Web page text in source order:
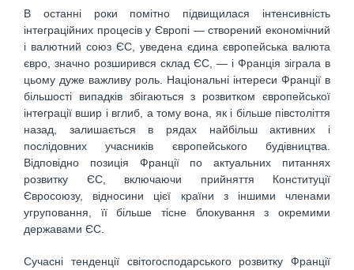
В останні роки помітно підвищилася інтенсивність
інтеграційних процесів у Європі — створений економічний
і валютний союз ЄС, уведена єдина європейська валюта
євро, значно розширився склад ЄС, — і Франція зіграла в
цьому дуже важливу роль. Національні інтереси Франції в
більшості випадків збігаються з розвитком європейської
інтеграції вшир і вглиб, а тому вона, як і більше півстоліття
назад, залишається в рядах найбільш активних і
послідовних учасників європейського будівництва.
Відповідно позиція Франції по актуальних питаннях
розвитку ЄС, включаючи прийняття Конституції
Євросоюзу, відносини цієї країни з іншими членами
угруповання, її більше тісне блокування з окремими
державами ЄС.
Сучасні тенденції світогосподарського розвитку Франції